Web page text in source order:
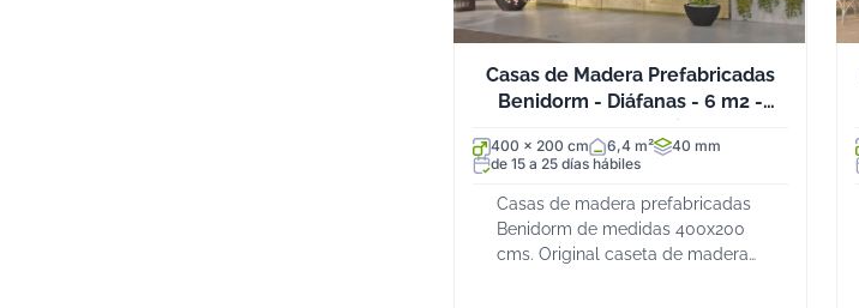
Casas de Madera Prefabricadas
Benidorm - Diáfanas - 6 m2 -
Modelo Harriot
400 x 200 cm 6,4 m²
40 mm
de 15 a 25 días hábiles
Casas de madera prefabricadas
Benidorm de medidas 400x200
cms. Original caseta de madera